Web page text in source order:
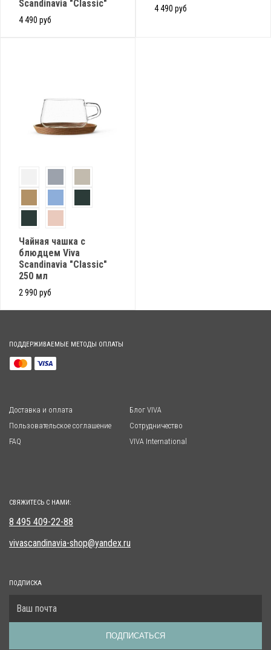
Scandinavia "Classic"
4 490 руб
4 490 руб
Чайная чашка с
блюдцем Viva
Scandinavia "Classic"
250 мл
2 990 руб
ПОДДЕРЖИВАЕМЫЕ МЕТОДЫ ОПЛАТЫ
Доставка и оплата
Пользовательское соглашение
FAQ
Блог VIVA
Сотрудничество
VIVA International
СВЯЖИТЕСЬ С НАМИ:
8 495 409-22-88
vivascandinavia-shop@yandex.ru
ПОДПИСКА
ПОДПИСАТЬСЯ